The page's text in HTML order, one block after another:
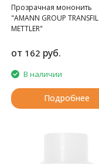
Прозрачная мононить
"AMANN GROUP TRANSFIL
METTLER"
от 162 руб.
В наличии
Подробнее